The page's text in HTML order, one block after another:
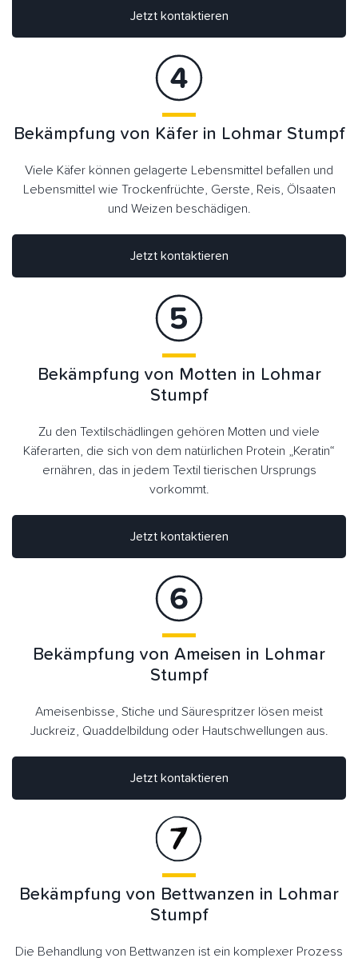
Jetzt kontaktieren
Jetzt kontaktieren
Bekämpfung von Käfer in Lohmar Stumpf
Viele Käfer können gelagerte Lebensmittel befallen und
Lebensmittel wie Trockenfrüchte, Gerste, Reis, Ölsaaten
und Weizen beschädigen.
Bekämpfung von Motten in Lohmar
Stumpf
Zu den Textilschädlingen gehören Motten und viele
Käferarten, die sich von dem natürlichen Protein „Keratin“
ernähren, das in jedem Textil tierischen Ursprungs
vorkommt.
Jetzt kontaktieren
Jetzt kontaktieren
Bekämpfung von Ameisen in Lohmar
Stumpf
Ameisenbisse, Stiche und Säurespritzer lösen meist
Juckreiz, Quaddelbildung oder Hautschwellungen aus.
Bekämpfung von Bettwanzen in Lohmar
Stumpf
Die Behandlung von Bettwanzen ist ein komplexer Prozess